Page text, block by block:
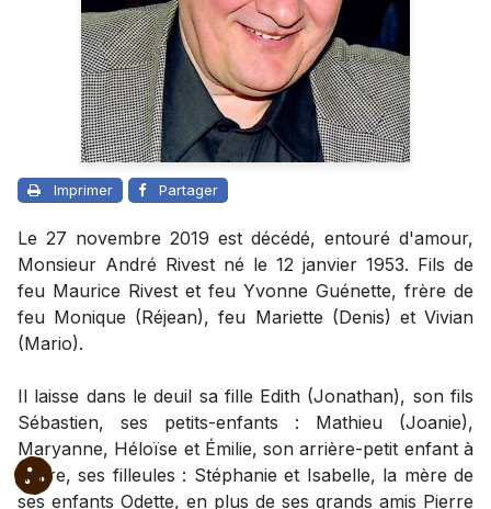
Imprimer Partager
Le 27 novembre 2019 est décédé, entouré d'amour,
Monsieur André Rivest né le 12 janvier 1953. Fils de
feu Maurice Rivest et feu Yvonne Guénette, frère de
feu Monique (Réjean), feu Mariette (Denis) et Vivian
(Mario).
Il laisse dans le deuil sa fille Edith (Jonathan), son fils
Sébastien, ses petits-enfants : Mathieu (Joanie),
Maryanne, Héloïse et Émilie, son arrière-petit enfant à
naître, ses filleules : Stéphanie et Isabelle, la mère de
ses enfants Odette, en plus de ses grands amis Pierre